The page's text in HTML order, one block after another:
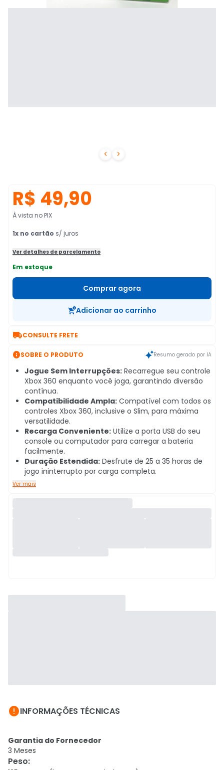
 
R$ 49,90
À vista no PIX
1x no cartão s/ juros
Ver detalhes de parcelamento
Em estoque
Comprar agora
Adicionar ao carrinho
CONSULTE FRETE
SOBRE O PRODUTO Resumo gerado por IA
Jogue Sem Interrupções: Recarregue seu controle
Xbox 360 enquanto você joga, garantindo diversão
contínua.
Compatibilidade Ampla: Compatível com todos os
controles Xbox 360, inclusive o Slim, para máxima
versatilidade.
Recarga Conveniente: Utilize a porta USB do seu
console ou computador para carregar a bateria
facilmente.
Duração Estendida: Desfrute de 25 a 35 horas de
jogo ininterrupto por carga completa.
Ver mais
INFORMAÇÕES TÉCNICAS
Garantia do Fornecedor
3 Meses
Peso: